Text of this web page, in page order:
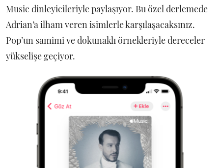
Music dinleyicileriyle paylaşıyor. Bu özel derlemede
Adrian’a ilham veren isimlerle karşılaşacaksınız.
Pop’un samimi ve dokunaklı örnekleriyle dereceler
yükselişe geçiyor.